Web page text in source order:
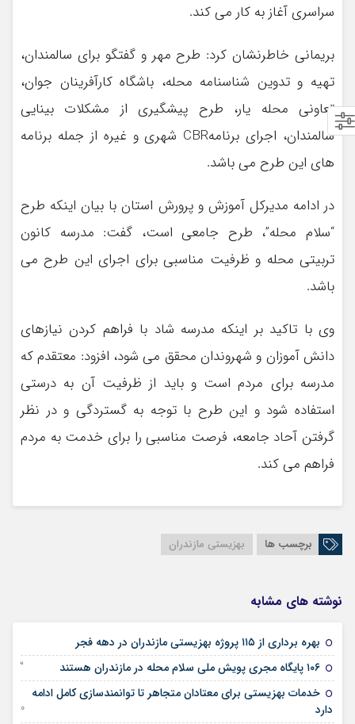
سراسری آغاز به کار می کند.
بریمانی خاطرنشان کرد: طرح مهر و گفتگو برای سالمندان،
تهیه و تدوین شناسنامه محله، باشگاه کارآفرینان جوان،
تعاونی محله یار، طرح پیشگیری از مشکلات بینایی
سالمندان، اجرای برنامهCBR شهری و غیره از جمله برنامه
های این طرح می باشد.
در ادامه مدیرکل آموزش و پرورش استان با بیان اینکه طرح
“سلام محله”، طرح جامعی است، گفت: مدرسه کانون
تربیتی محله و ظرفیت مناسبی برای اجرای این طرح می
باشد.
وی با تاکید بر اینکه مدرسه شاد با فراهم کردن نیازهای
دانش آموزان و شهروندان محقق می شود، افزود: معتقدم که
مدرسه برای مردم است و باید از ظرفیت آن به درستی
استفاده شود و این طرح با توجه به گستردگی و در نظر
گرفتن آحاد جامعه، فرصت مناسبی را برای خدمت به مردم
فراهم می کند.
برچسب ها بهزیستی مازندران
نوشته های مشابه
بهره برداری از ۱۱۵ پروژه بهزیستی مازندران در دهه فجر
۱۰۶ پایگاه مجری پویش ملی سلام محله در مازندران هستند 23 ژانویه 2026
خدمات بهزیستی برای معتادان متجاهر تا توانمندسازی کامل ادامه
دارد
10 دسامبر 2025